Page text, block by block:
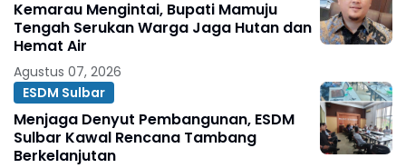
Kemarau Mengintai, Bupati Mamuju
Tengah Serukan Warga Jaga Hutan dan
Hemat Air
Agustus 07, 2026
ESDM Sulbar
Menjaga Denyut Pembangunan, ESDM
Sulbar Kawal Rencana Tambang
Berkelanjutan